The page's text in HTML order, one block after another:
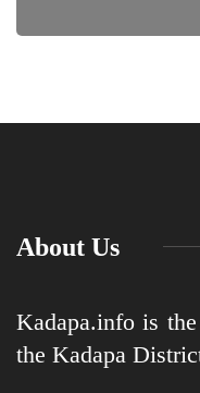
About Us
Kadapa.info is
the Kadapa